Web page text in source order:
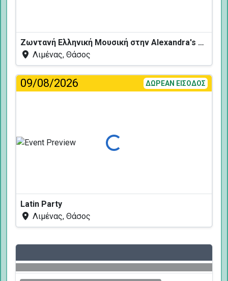
Ζωντανή Ελληνική Μουσική στην Alexandra's Restaurant
Λιμένας, Θάσος
09/08/2026 ΔΩΡΕΑΝ ΕΙΣΟΔΟΣ
Φόρτωση...
Latin Party
Λιμένας, Θάσος